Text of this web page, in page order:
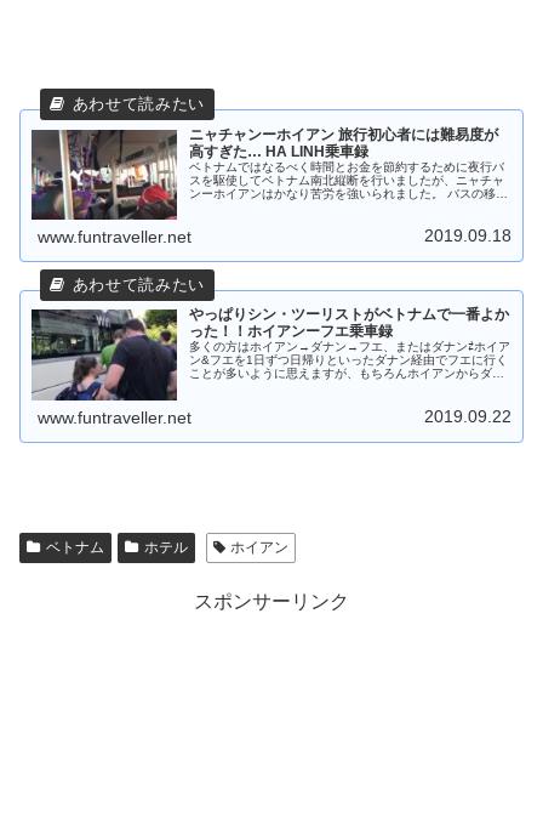
ニャチャンーホイアン 旅行初心者には難易度が
高すぎた… HA LINH乗車録
ベトナムではなるべく時間とお金を節約するために夜行バ
スを駆使してベトナム南北縦断を行いましたが、ニャチャ
ンーホイアンはかなり苦労を強いられました。 バスの移動
ったということです。 次に利用される方の参考になればと
思い、ニャチャンーホイアンの乗車録をご紹介します。
www.funtraveller.net 2019.09.18
やっぱりシン・ツーリストがベトナムで一番よか
った！！ホイアンーフエ乗車録
多くの方はホイアン→ダナン→フエ、またはダナン⇄ホイア
ン&フエを1日ずつ日帰りといったダナン経由でフエに行く
ことが多いように思えますが、もちろんホイアンからダナ
ました。実際にどのような感じだったか紹介したいと思い
ます。
www.funtraveller.net 2019.09.22
ベトナム ホテル ホイアン
スポンサーリンク